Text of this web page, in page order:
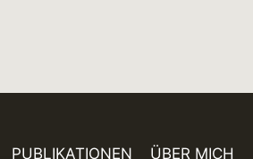
PUBLIKATIONEN ÜBER MICH